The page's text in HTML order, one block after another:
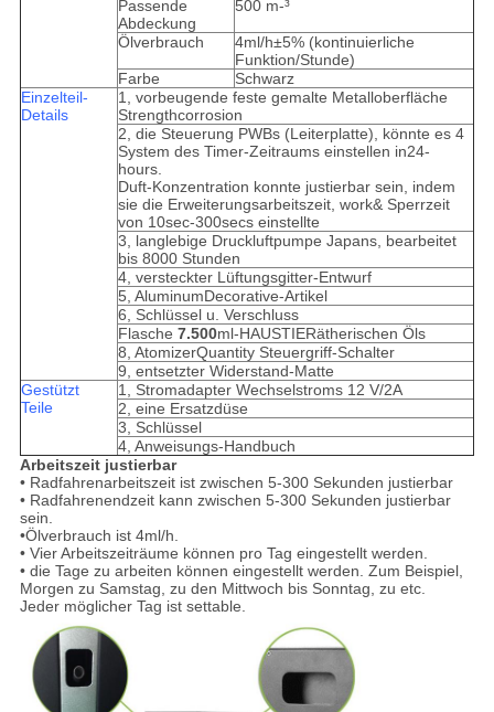
Passende
Abdeckung
500 m-³
Ölverbrauch
4ml/h±5% (kontinuierliche
Funktion/Stunde)
Farbe
Schwarz
Einzelteil-
Details
1, vorbeugende feste gemalte Metalloberfläche
Strengthcorrosion
2, die Steuerung PWBs (Leiterplatte), könnte es 4
System des Timer-Zeitraums einstellen in24-
hours.
Duft-Konzentration konnte justierbar sein, indem
sie die Erweiterungsarbeitszeit, work& Sperrzeit
von 10sec-300secs einstellte
3, langlebige Druckluftpumpe Japans, bearbeitet
bis 8000 Stunden
4, versteckter Lüftungsgitter-Entwurf
5, AluminumDecorative-Artikel
6, Schlüssel u. Verschluss
Flasche 7.500ml-HAUSTIERätherischen Öls
8, AtomizerQuantity Steuergriff-Schalter
9, entsetzter Widerstand-Matte
Gestützt
Teile
1, Stromadapter Wechselstroms 12 V/2A
2, eine Ersatzdüse
3, Schlüssel
4, Anweisungs-Handbuch
Arbeitszeit justierbar
• Radfahrenarbeitszeit ist zwischen 5-300 Sekunden justierbar
• Radfahrenendzeit kann zwischen 5-300 Sekunden justierbar
sein.
•Ölverbrauch ist 4ml/h.
• Vier Arbeitszeiträume können pro Tag eingestellt werden.
• die Tage zu arbeiten können eingestellt werden. Zum Beispiel,
Morgen zu Samstag, zu den Mittwoch bis Sonntag, zu etc.
Jeder möglicher Tag ist settable.